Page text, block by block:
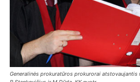
Generalinės prokuratūros prokurorai atstovaujantis